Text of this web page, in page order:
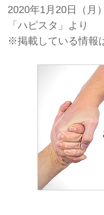
名
#
い
2020年1月20日（月
「ハピスタ」より
※掲載している情報